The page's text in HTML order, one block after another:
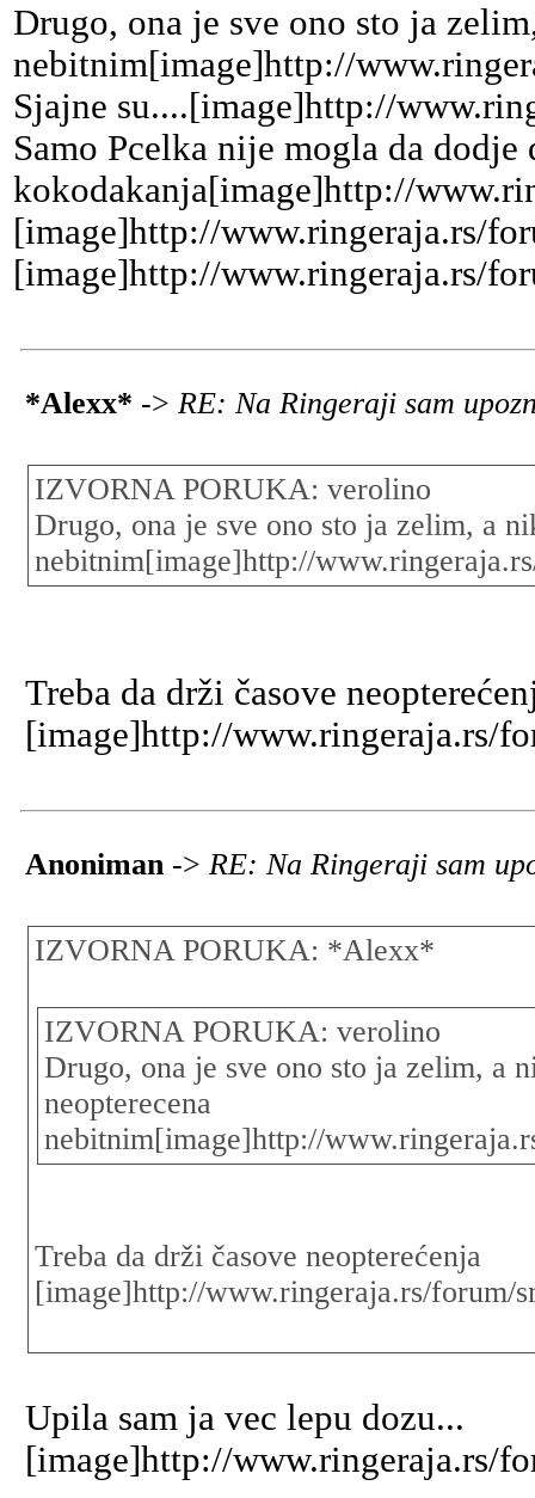
Drugo, ona je sve ono sto ja
nebitnim[image]http://
Sjajne su....[image]http://
Samo Pcelka nije mogla da
kokodakanja[image]http://
[image]http://www.ringeraja.rs/
[image]http://www.ringeraja.rs/
*Alexx* -> RE: Na Ringeraji sam
IZVORNA PORUKA: verolino
Drugo, ona je sve ono sto ja zelim, a
nebitnim[image]http://
Treba da drži časove
[image]http://www.ringeraja.rs/
Anoniman -> RE: Na Ringeraji sam
IZVORNA PORUKA: *Alexx*
IZVORNA PORUKA: verolino
Drugo, ona je sve ono sto ja zelim, a
neopterecena
nebitnim[image]http://
Treba da drži časove neopterećenja
[image]http://www.ringeraja.rs/forum/
Upila sam ja vec lepu dozu...
[image]http://www.ringeraja.rs/